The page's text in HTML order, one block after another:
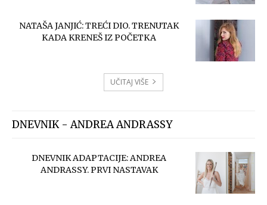
NATAŠA JANJIĆ: TREĆI DIO. TRENUTAK
KADA KRENEŠ IZ POČETKA
UČITAJ VIŠE
DNEVNIK - ANDREA ANDRASSY
DNEVNIK ADAPTACIJE: ANDREA
ANDRASSY. PRVI NASTAVAK